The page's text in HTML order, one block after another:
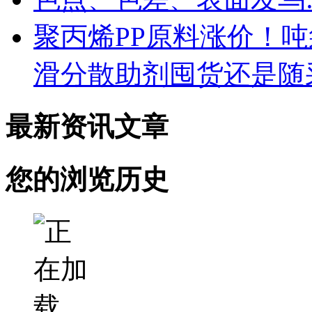
聚丙烯PP原料涨价！
滑分散助剂囤货还是随
最新资讯文章
您的浏览历史